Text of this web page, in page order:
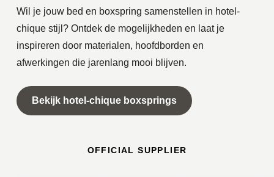
Wil je jouw bed en boxspring samenstellen in hotel-
chique stijl? Ontdek de mogelijkheden en laat je
inspireren door materialen, hoofdborden en
afwerkingen die jarenlang mooi blijven.
Bekijk hotel-chique boxsprings
OFFICIAL SUPPLIER